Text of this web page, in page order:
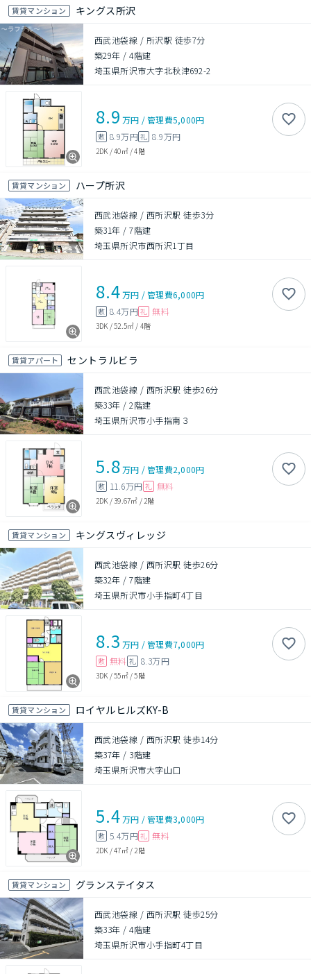
賃貸マンション キングス所沢
西武池袋線 / 所沢駅 徒歩7分
築29年 /4階建
埼玉県所沢市大字北秋津692-2
8.9 万円 /管理費5,000円
敷 8.9万円礼 8.9万円
2DK /40㎡/4階
賃貸マンション ハープ所沢
西武池袋線 / 西所沢駅 徒歩3分
築31年 /7階建
埼玉県所沢市西所沢1丁目
8.4万円 /管理費6,000円
敷 8.4万円 礼 無料
3DK /52.5㎡ / 4階
賃貸アパート セントラルビラ
西武池袋線 / 西所沢駅 徒歩26分
築33年 /2階建
埼玉県所沢市小手指南３
5.8万円 /管理費2,000円
敷 11.6万円 礼 無料
2DK /39.67㎡ / 2階
賃貸マンション キングスヴィレッジ
西武池袋線 / 西所沢駅 徒歩26分
築32年 /7階建
埼玉県所沢市小手指町4丁目
8.3 万円 /管理費7,000円
敷 無料 礼 8.3万円
3DK /55㎡/5階
賃貸マンション ロイヤルヒルズKY-B
西武池袋線 / 西所沢駅 徒歩14分
築37年 / 3階建
埼玉県所沢市大字山口
5.4万円 /管理費3,000円
敷 5.4万円 礼 無料
2DK /47㎡/ 2階
賃貸マンション グランステイタス
西武池袋線 / 西所沢駅 徒歩25分
築33年 /4階建
埼玉県所沢市小手指町4丁目